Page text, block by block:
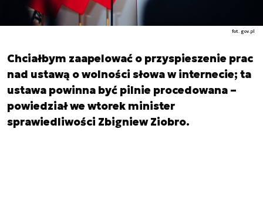
fot. gov.pl
Chciałbym zaapelować o przyspieszenie prac
nad ustawą o wolności słowa w internecie; ta
ustawa powinna być pilnie procedowana –
powiedział we wtorek minister
sprawiedliwości Zbigniew Ziobro.